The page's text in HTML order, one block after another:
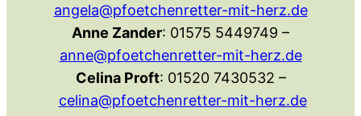
angela@pfoetchenretter-mit-herz.de
Anne Zander: 01575 5449749 –
anne@pfoetchenretter-mit-herz.de
Celina Proft: 01520 7430532 –
celina@pfoetchenretter-mit-herz.de